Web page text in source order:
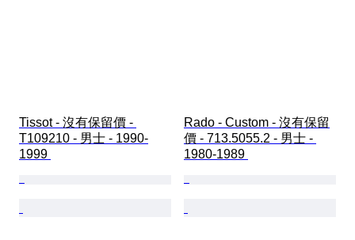
Tissot - 沒有保留價 -
T109210 - 男士 - 1990-
1999
Rado - Custom - 沒有保留
價 - 713.5055.2 - 男士 -
1980-1989